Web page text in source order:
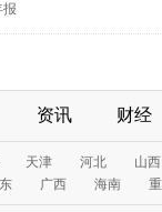
报
资讯 财经
天津 河北
山西
广西 海南